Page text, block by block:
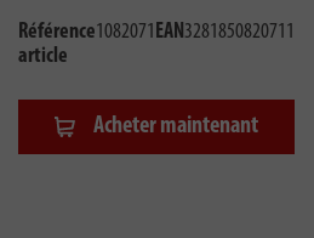
Référence
article
1082071EAN3281850820711
Acheter maintenant